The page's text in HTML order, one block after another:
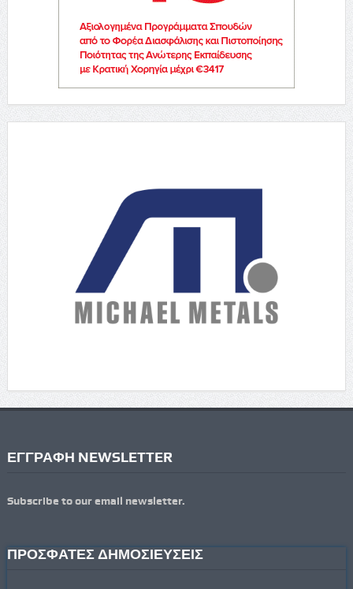
ΕΓΓΡΑΦΗ NEWSLETTER
Subscribe to our email newsletter.
ΠΡΟΣΦΑΤΕΣ ΔΗΜΟΣΙΕΥΣΕΙΣ